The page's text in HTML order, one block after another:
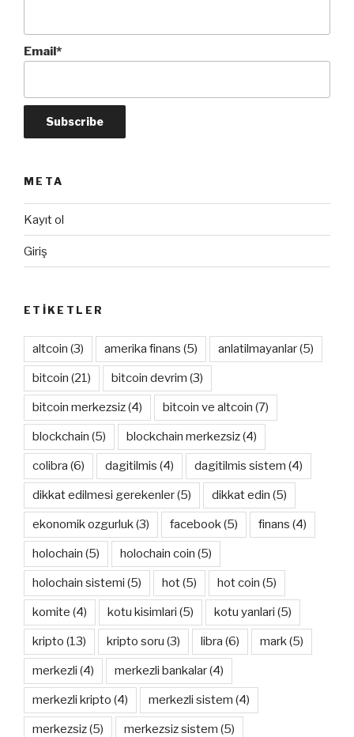
Email*
META
Kayıt ol
Giriş
ETIKETLER
altcoin (3) amerika finans (5) anlatilmayanlar(5)
bitcoin (21) bitcoin devrim (3)
bitcoin merkezsiz(4) bitcoin ve altcoin (7)
blockchain (5) blockchain merkezsiz(4)
colibra (6) dagitilmis (4) dagitilmis sistem (4)
dikkat edilmesi gerekenler(5) dikkat edin (5)
ekonomik ozgurluk(3) facebook(5) finans (4)
holochain (5) holochain coin (5)
holochain sistemi (5) hot(5) hot coin (5)
komite (4) kotu kisimlari (5) kotu yanlari (5)
kripto (13) kripto soru (3) libra (6) mark(5)
merkezli (4) merkezli bankalar(4)
merkezli kripto (4) merkezli sistem (4)
merkezsiz(5) merkezsiz sistem (5)